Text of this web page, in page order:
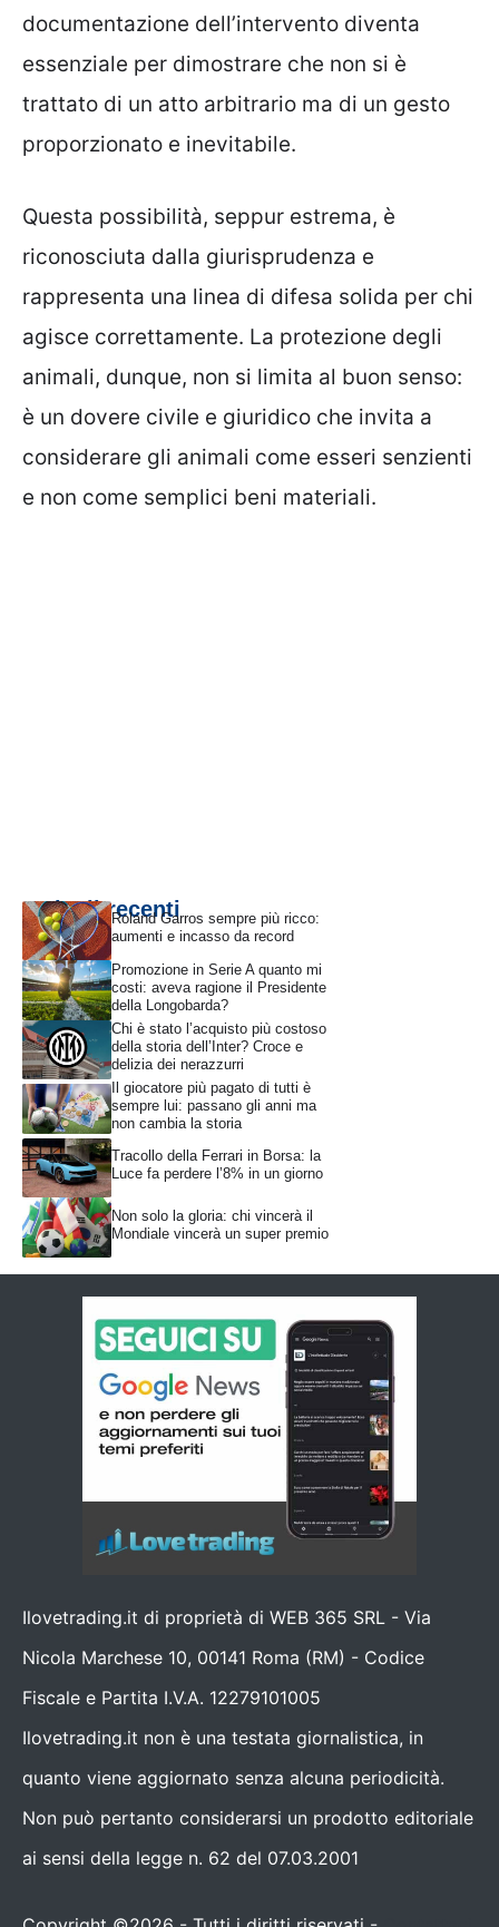
documentazione dell’intervento diventa
essenziale per dimostrare che non si è
trattato di un atto arbitrario ma di un gesto
proporzionato e inevitabile.
Questa possibilità, seppur estrema, è
riconosciuta dalla giurisprudenza e
rappresenta una linea di difesa solida per chi
agisce correttamente. La protezione degli
animali, dunque, non si limita al buon senso:
è un dovere civile e giuridico che invita a
considerare gli animali come esseri senzienti
e non come semplici beni materiali.
Articoli recentiRoland Garros sempre più ricco:
aumenti e incasso da record
Promozione in Serie A quanto mi
costi: aveva ragione il Presidente
della Longobarda?
Chi è stato l’acquisto più costoso
della storia dell’Inter? Croce e
delizia dei nerazzurri
Il giocatore più pagato di tutti è
sempre lui: passano gli anni ma
non cambia la storia
Tracollo della Ferrari in Borsa: la
Luce fa perdere l’8% in un giorno
Non solo la gloria: chi vincerà il
Mondiale vincerà un super premio
Ilovetrading.it di proprietà di WEB 365 SRL - Via
Nicola Marchese 10, 00141 Roma (RM) - Codice
Fiscale e Partita I.V.A. 12279101005
Ilovetrading.it non è una testata giornalistica, in
quanto viene aggiornato senza alcuna periodicità.
Non può pertanto considerarsi un prodotto editoriale
ai sensi della legge n. 62 del 07.03.2001